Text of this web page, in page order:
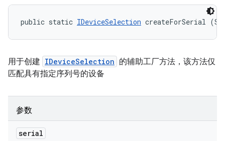
public static IDeviceSelection createForSerial
用于创建 IDeviceSelection 的辅助工厂方法，该方法仅
匹配具有指定序列号的设备
参数
serial